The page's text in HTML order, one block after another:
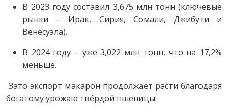
В 2023 году составил 3,675 млн тонн (ключевые
рынки – Ирак, Сирия, Сомали, Джибути и
Венесуэла).
В 2024 году – уже 3,022 млн тонн, что на 17,2%
меньше.
Зато экспорт макарон продолжает расти благодаря
богатому урожаю твёрдой пшеницы: